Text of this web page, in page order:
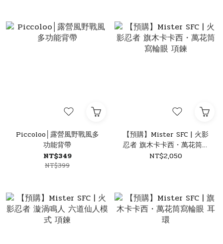
Piccoloo│露營風野戰風多
功能背帶
NT$349
NT$399
【預購】Mister SFC | 火影
忍者 旗木卡卡西・萬花筒寫
輪眼 項鍊
NT$2,050